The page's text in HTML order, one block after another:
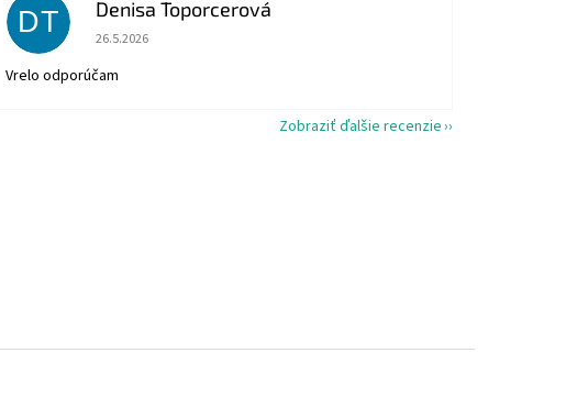
DT Denisa Toporcerová
Hodnotenie obchodu je 5 z 5 hviezdičiek.
26.5.2026
Vrelo odporúčam
Zobraziť ďalšie recenzie